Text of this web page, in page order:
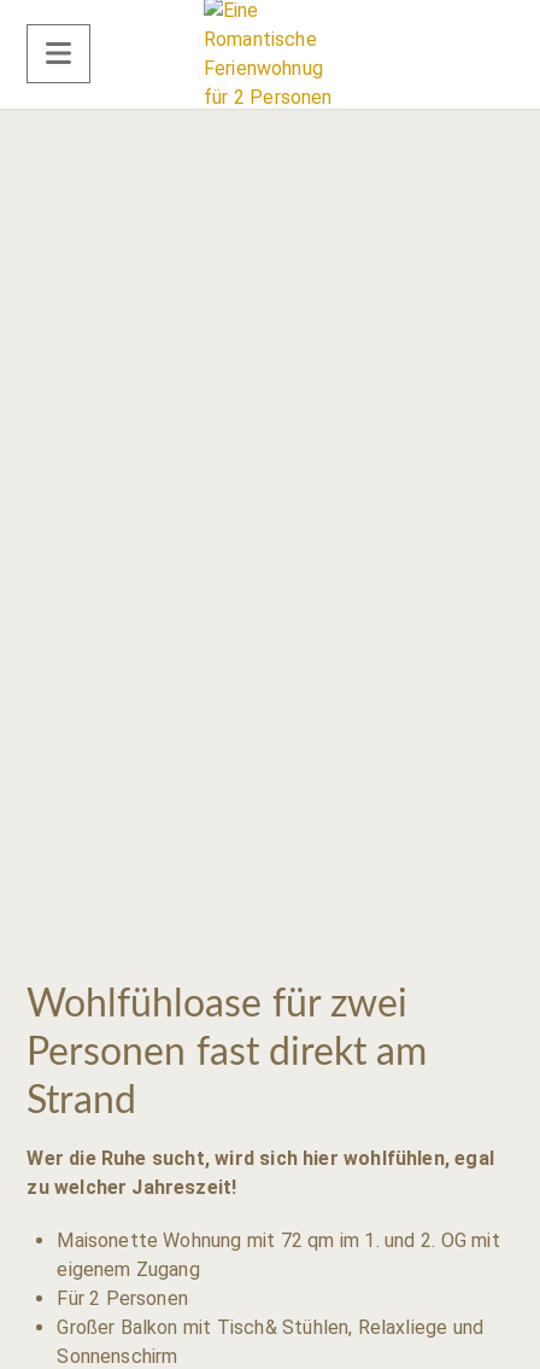
Wohlfühloase für zwei
Personen fast direkt am
Strand
Wer die Ruhe sucht, wird sich hier wohlfühlen, egal
zu welcher Jahreszeit!
Maisonette Wohnung mit 72 qm im 1. und 2. OG mit
eigenem Zugang
Für 2 Personen
Großer Balkon mit Tisch& Stühlen, Relaxliege und
Sonnenschirm